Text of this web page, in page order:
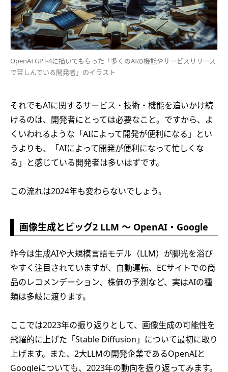
OpenAI GPT-4に描いてもらった「多くのAIの機能やサービスリリース
で苦しんでいる開発者」のイラスト
それでもAIに関するサービス・技術・機能を追いかけ続
けるのは、開発者にとっては必要なこと。ですから、よ
くいわれるような「AIによって開発が便利になる」とい
うよりも、「AIによって開発が便利になって忙しくな
る」と感じている開発者は多いはずです。
この流れは2024年も変わらないでしょう。
画像生成とビッグ2 LLM ～ OpenAI・Google
昨今は生成AIや大規模言語モデル（LLM）が脚光を浴び
やすく注目されていますが、自動運転、ECサイトでの商
品のレコメンデーション、株価の予測など、実はAIの種
類は多岐に渡ります。
ここでは2023年の振り返りとして、画像生成の可能性を
飛躍的に上げた「Stable Diffusion」について最初に取り
上げます。また、2大LLMの開発企業であるOpenAIと
Googleについても、2023年の動向を振り返ってみます。